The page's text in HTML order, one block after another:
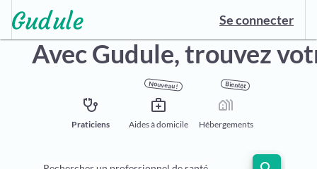
Se connecter
Avec Gudule,trouvez
stethoscope
Praticiens
Nouveau !
medical_services
Aides à domicile
Bientôt
holiday_village
Hébergements